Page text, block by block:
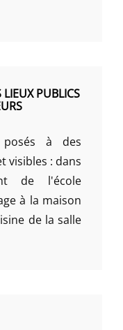
PUBLICS
à des
visibles : dans
de l'école
à la maison
de la salle